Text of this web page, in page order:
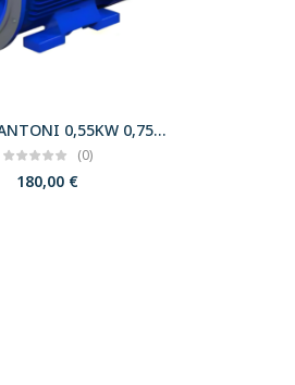
MOTOR CANTONI 0,55KW 0,75CV 3000 B35 T71 230/400 IE2
(0)
180,00 €